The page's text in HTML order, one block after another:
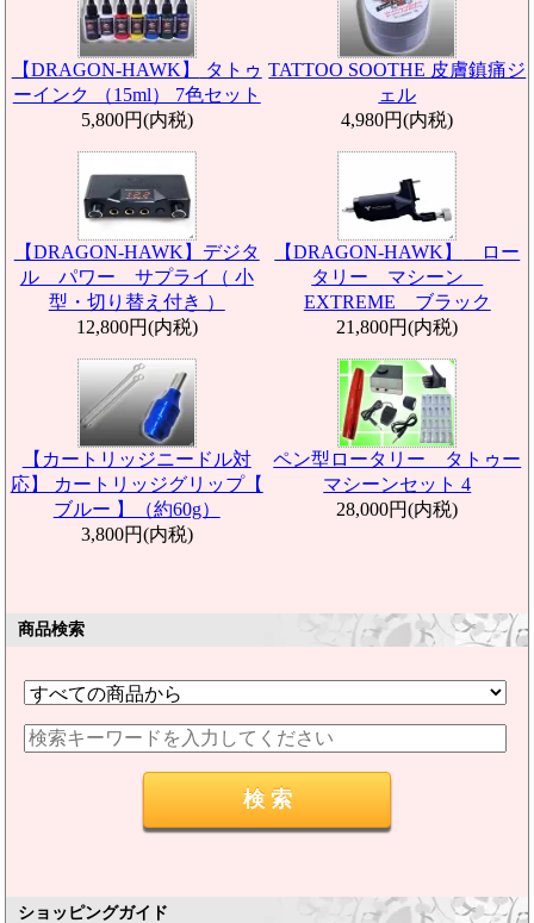
【DRAGON-HAWK】
タトゥ
ーインク （15ml） 7色セット
5,800円(内税)
TATTOO SOOTHE 皮膚鎮痛ジ
ェル
4,980円(内税)
【DRAGON-HAWK】 デジタ
ル パワー サプライ（ 小
型・切り替え付き ）
12,800円(内税)
【DRAGON-HAWK】
ロー
タリー マシーン
EXTREME ブラック
21,800円(内税)
【カートリッジニードル対
応】 カートリッジグリップ【
ブルー 】（約60g）
3,800円(内税)
ペン型ロータリー タトゥー
マシーンセット 4
28,000円(内税)
商品検索
ショッピングガイド